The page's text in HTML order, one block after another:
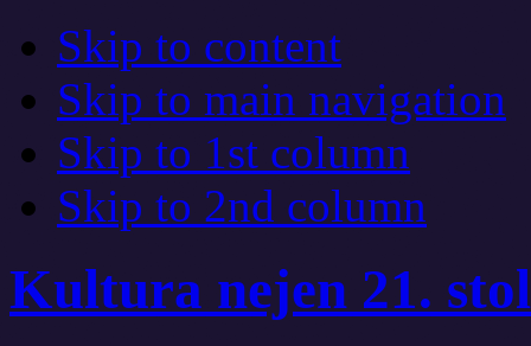
Skip to content
Skip to main navigation
Skip to 1st column
Skip to 2nd column
Kultura nejen 21.